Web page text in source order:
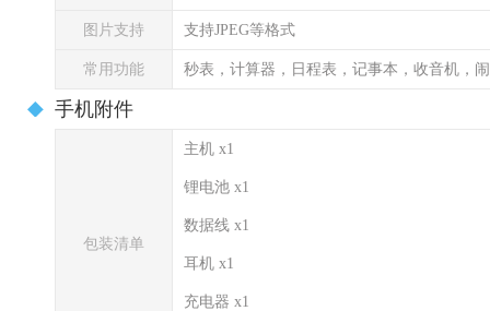
图片支持 支持JPEG等格式
常用功能 秒表，计算器，日程表，记事本，收音机，
手机附件
包装清单
主机 x1
锂电池 x1
数据线 x1
耳机 x1
充电器 x1